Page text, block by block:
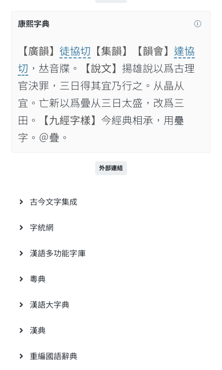
康熙字典
【廣韻】 徒協切 【集韻】 【韻會】 達協
切 ，𠀤音牒。 【說文】 揚雄說以爲古理
官決罪，三日得其宜乃行之。从晶从
宜。亡新以爲曡从三日太盛，改爲三
田。
【九經字樣】 今經典相承，用𤴁
字。＠疊。
外部連結
古今文字集成
字統網
漢語多功能字庫
粵典
漢語大字典
漢典
重編國語辭典